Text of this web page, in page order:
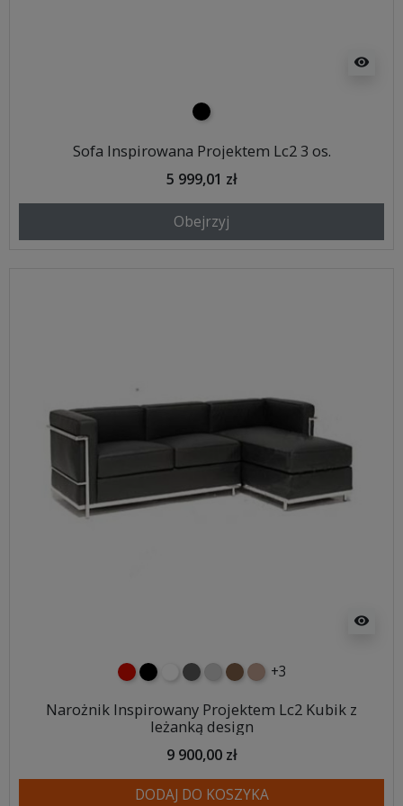
visibility
czarny
Sofa Inspirowana Projektem Lc2 3 os.
5 999,01 zł
Obejrzyj
visibility
czerwony
czarnybiałyciemno szary
jasnoszary
brązowy
jasnobrązowy
+3
Narożnik Inspirowany Projektem Lc2 Kubik z
leżanką design
9 900,00 zł
DODAJ DO KOSZYKA